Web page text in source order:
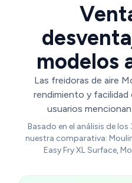
modelos
Las freidoras de aire
rendimiento y facilidad
usuarios
Basado en el análisis de
nuestra comparativa:
Easy Fry XL Surface,